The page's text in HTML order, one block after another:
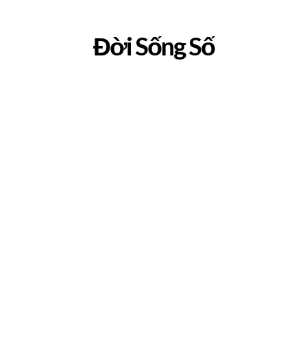
Đời Sống Số